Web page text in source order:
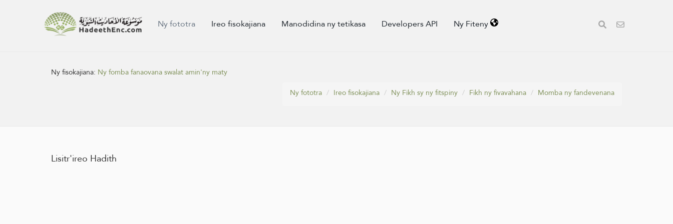
Ny fototra Ireo fisokajiana Manodidina ny tetikasa Developers API Ny Fiteny
Ny fisokajiana: Ny fomba fanaovana swalat amin'ny maty
Ny fototra
Ireo fisokajiana Ny Fikh sy ny fitspiny Fikh ny fivavahana Momba ny fandevenana
Lisitr'ireo Hadith